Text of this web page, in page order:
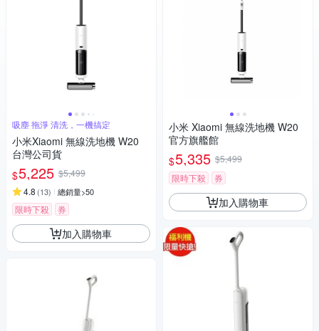
吸塵 拖淨 清洗，一機搞定
小米Xiaomi 無線洗地機 W20
台灣公司貨
$5,225 $5,499
4.8 (13) 總銷量>50
限時下殺 券
加入購物車
小米 Xiaomi 無線洗地機 W20
官方旗艦館
$5,335 $5,499
限時下殺
券
加入購物車